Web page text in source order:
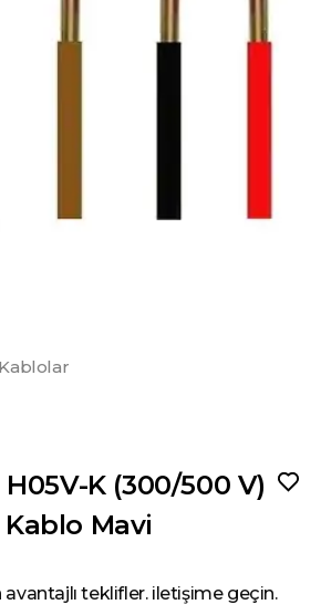
K (300/500 V)
Kablo Mavi
avantajlı teklifler. iletişime geçin.